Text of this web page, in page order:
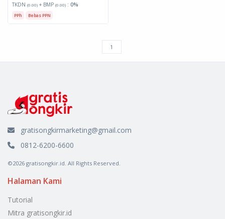
TKDN (0.00) + BMP (0.00) : 0%
PPh Bebas PPN
gratisongkirmarketing@gmail.com
0812-6200-6600
©2026 gratisongkir.id. All Rights Reserved.
Halaman Kami
Tutorial
Mitra gratisongkir.id